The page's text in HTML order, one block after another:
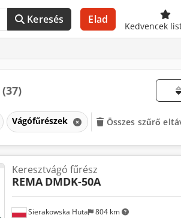
Keresés Elad
Kedvencek
(37)
Vágófűrészek Összes szűrő
Sierakowska Huta 804 km
Keresztvágó fűrész
REMA DMDK-50A